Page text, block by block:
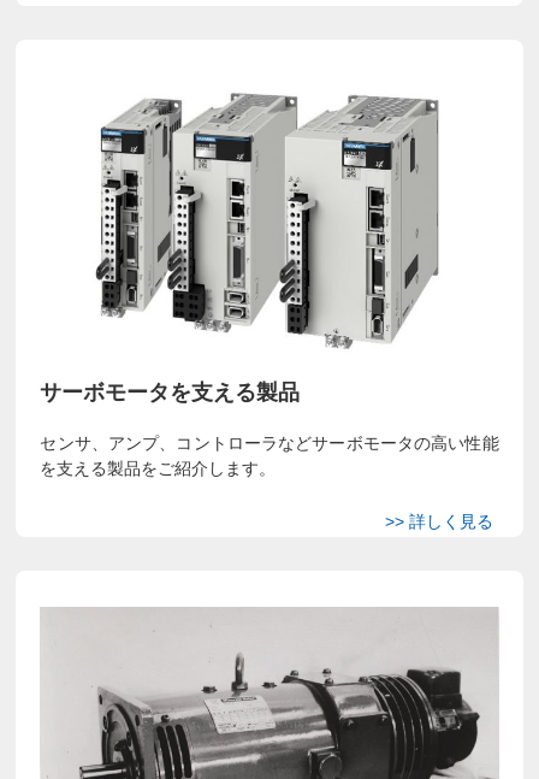
サーボモータを支える製品
センサ、アンプ、コントローラなどサーボモータの高い性能
を支える製品をご紹介します。